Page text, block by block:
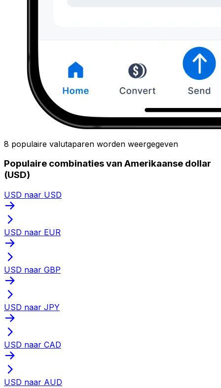
8 populaire valutaparen worden weergegeven
Populaire combinaties van Amerikaanse dollar
(USD)
USD naar USD
USD naar EUR
USD naar GBP
USD naar JPY
USD naar CAD
USD naar AUD